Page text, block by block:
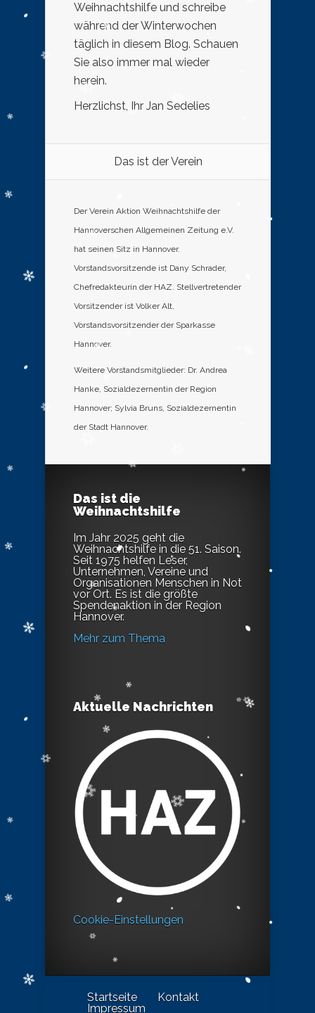
Weihnachtshilfe und schreibe
während der Winterwochen
täglich in diesem Blog. Schauen
Sie also immer mal wieder
herein.
Herzlichst, Ihr Jan Sedelies
Das ist der Verein
Der Verein Aktion Weihnachtshilfe der
Hannoverschen Allgemeinen Zeitung e.V.
hat seinen Sitz in Hannover.
Vorstandsvorsitzende ist Dany Schrader,
Chefredakteurin der HAZ. Stellvertretender
Vorsitzender ist Volker Alt,
Vorstandsvorsitzender der Sparkasse
Hannover.
Weitere Vorstandsmitglieder: Dr. Andrea
Hanke, Sozialdezernentin der Region
Hannover; Sylvia Bruns, Sozialdezernentin
der Stadt Hannover.
Das ist die
Weihnachtshilfe
Im Jahr 2025 geht die
Weihnachtshilfe in die 51. Saison.
Seit 1975 helfen Leser,
Unternehmen, Vereine und
Organisationen Menschen in Not
vor Ort. Es ist die größte
Spendenaktion in der Region
Hannover.
Mehr zum Thema
Aktuelle Nachrichten
Cookie-Einstellungen
Startseite
Kontakt
Impressum